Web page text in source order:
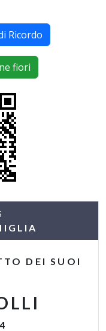
Ricordo
fiori
DEI SUOI